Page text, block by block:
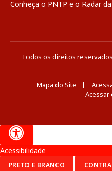
Conheça o PNTP e o Radar
Todos os direitos
Mapa do Site
Acessar
Acessibilidade
PRETO E BRANCO